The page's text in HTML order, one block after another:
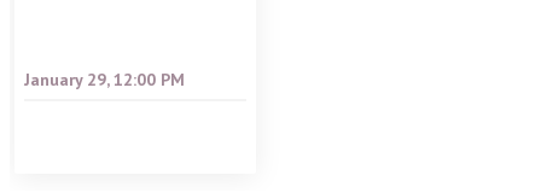
January 29, 12:00 PM